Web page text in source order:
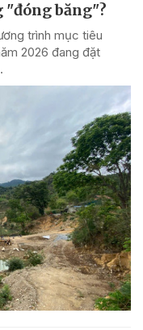
băng"?
trình mục tiêu
2026 đang đặt